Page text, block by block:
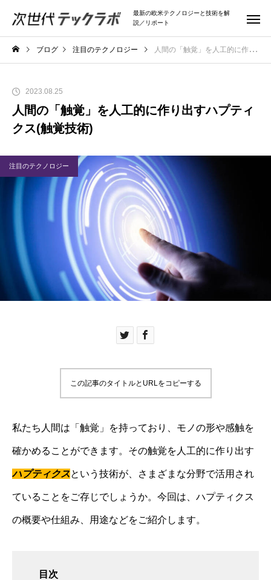
最新の欧米テクノロジーと技術を解
説／リポート
ブログ 注目のテクノロジー 人間の「触覚」を人工的に作り出すハプティクス(触覚技術)
2023.08.25
人間の「触覚」を人工的に作り出すハプティ
クス(触覚技術)
注目のテクノロジー
この記事のタイトルとURLをコピーする
私たち人間は「触覚」を持っており、モノの形や感触を
確かめることができます。その触覚を人工的に作り出す
ハプティクスという技術が、さまざまな分野で活用され
ていることをご存じでしょうか。今回は、ハプティクス
の概要や仕組み、用途などをご紹介します。
目次